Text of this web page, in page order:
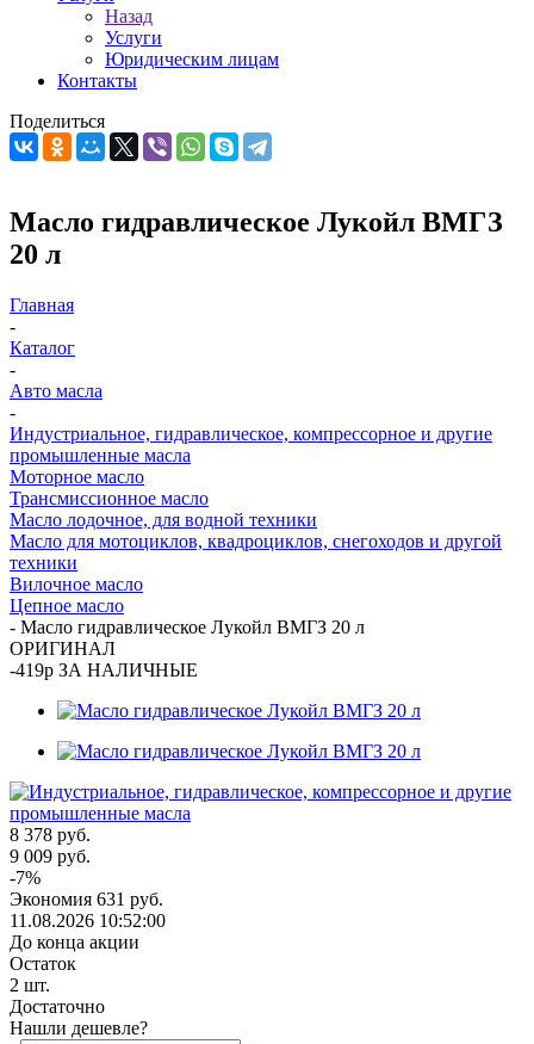
Назад
Услуги
Юридическим лицам
Контакты
Поделиться
Масло гидравлическое Лукойл ВМГЗ
20 л
Главная
-
Каталог
-
Авто масла
-
Индустриальное, гидравлическое, компрессорное и другие
промышленные масла
Моторное масло
Трансмиссионное масло
Масло лодочное, для водной техники
Масло для мотоциклов, квадроциклов, снегоходов и другой
техники
Вилочное масло
Цепное масло
- Масло гидравлическое Лукойл ВМГЗ 20 л
ОРИГИНАЛ
-419р ЗА НАЛИЧНЫЕ
8 378 руб.
9 009 руб.
-7%
Экономия 631 руб.
11.08.2026 10:52:00
До конца акции
Остаток
2 шт.
Достаточно
Нашли дешевле?